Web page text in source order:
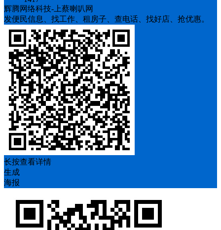
辉腾网络科技-上蔡喇叭网
发便民信息、找工作、租房子、查电话、找好店、抢优惠。
长按查看详情
生成
海报